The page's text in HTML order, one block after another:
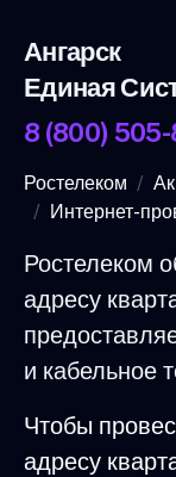
Ангарск
Единая
8 (800) 505-
Ростелеком
Интернет-
Ростелеком
адресу
и кабельное
Чтобы
адресу